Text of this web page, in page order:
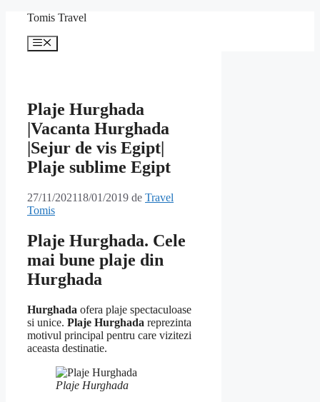
conținut
Tomis Travel
Meniu
Plaje Hurghada
|Vacanta Hurghada
|Sejur de vis Egipt|
Plaje sublime Egipt
27/11/202118/01/2019 de Travel
Tomis
Plaje Hurghada. Cele
mai bune plaje din
Hurghada
Hurghada ofera plaje spectaculoase
si unice. Plaje Hurghada reprezinta
motivul principal pentru care vizitezi
aceasta destinatie.
Plaje Hurghada